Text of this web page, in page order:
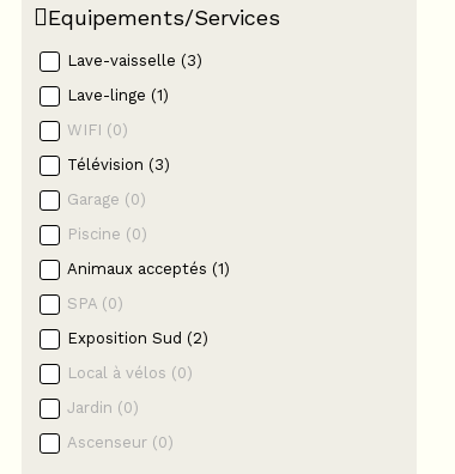
Equipements/Services
Lave-vaisselle (3)
Lave-linge (1)
WIFI (0)
Télévision (3)
Garage (0)
Piscine (0)
Animaux acceptés (1)
SPA (0)
Exposition Sud (2)
Local à vélos (0)
Jardin (0)
Ascenseur (0)